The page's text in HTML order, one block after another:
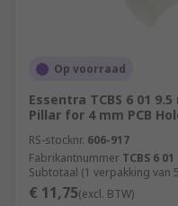
Op voorraad
Essentra TCBS 6 01
Pillar for 4 mm PCB
RS-stocknr. 606-917
Fabrikantnummer TCBS 6 01
Subtotaal (1 verpakking van
€ 11,75(excl. BTW)